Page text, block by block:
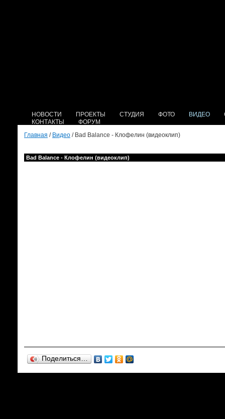
НОВОСТИ ПРОЕКТЫ СТУДИЯ ФОТО ВИДЕО
КОНТАКТЫ
ФОРУМ
Главная / Видео / Bad Balance - Клофелин (видеоклип)
Bad Balance - Клофелин (видеоклип)
Поделиться…